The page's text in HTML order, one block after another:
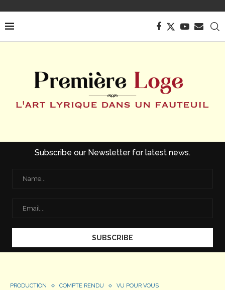
Subscribe our Newsletter for latest news.
PRODUCTION COMPTE RENDU VU POUR VOUS